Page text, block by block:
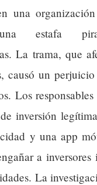
una
estafa
La trama, que
causó un
Los
inversión
y una app
a inversores
La